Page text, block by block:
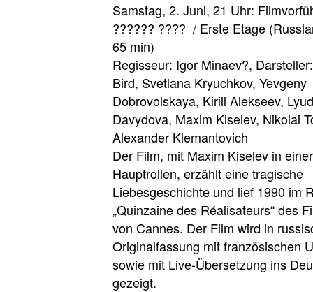
Samstag, 2. Juni, 21 Uhr:
?????? ???? / Erste Etage
65 min)
Regisseur: Igor Minaev?,
Bird, Svetlana Kryuchkov, Yevgeny
Dobrovolskaya, Kirill Alekseev,
Davydova, Maxim Kiselev, Nikolai
Alexander Klemantovich
Der Film, mit Maxim Kiselev in
Hauptrollen, erzählt eine tragische
Liebesgeschichte und lief 1990 im
„Quinzaine des Réalisateurs“ des
von Cannes. Der Film wird in
Originalfassung mit französischen
sowie mit Live-Übersetzung ins
gezeigt.